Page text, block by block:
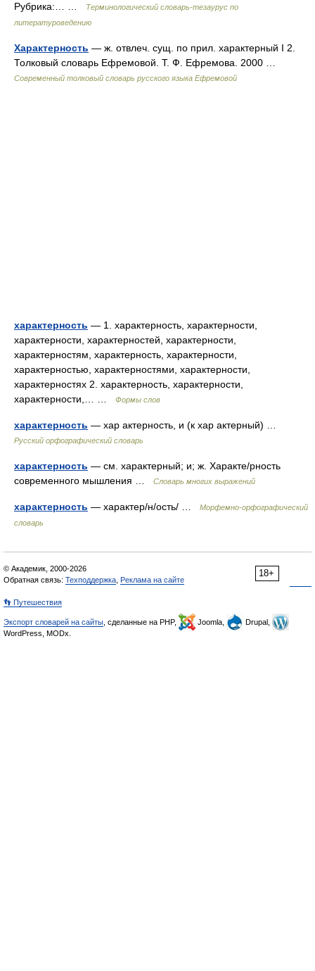
Рубрика:… …
Терминологический словарь-тезаурус по
литературоведению
Характерность — ж. отвлеч. сущ. по прил. характерный I 2.
Толковый словарь Ефремовой. Т. Ф. Ефремова. 2000 …
Современный толковый словарь русского языка Ефремовой
характерность — 1. характерность, характерности,
характерности, характерностей, характерности,
характерностям, характерность, характерности,
характерностью, характерностями, характерности,
характерностях 2. характерность, характерности,
характерности,… …
Формы слов
характерность — хар актерность, и (к хар актерный) …
Русский орфографический словарь
характерность — см. характерный; и; ж. Характе/рность
современного мышления …
Словарь многих выражений
характерность — характер/н/ость/ …
Морфемно-орфографический
словарь
18+
© Академик, 2000-2026
Обратная связь: Техподдержка Реклама на сайте
👣 Путешествия
Экспорт словарей на сайты , сделанные на PHP, Joomla,
Drupal,
WordPress, MODx.